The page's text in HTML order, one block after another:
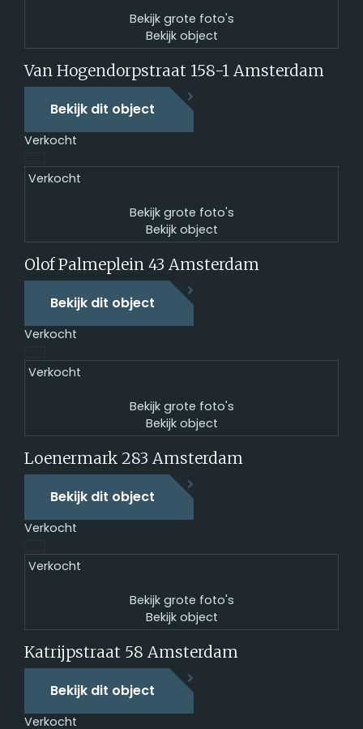
Bekijk grote foto's
Bekijk object
Van Hogendorpstraat 158-1 Amsterdam
Bekijk dit object
Verkocht
Verkocht
Bekijk grote foto's
Bekijk object
Olof Palmeplein 43 Amsterdam
Bekijk dit object
Verkocht
Verkocht
Bekijk grote foto's
Bekijk object
Loenermark 283 Amsterdam
Bekijk dit object
Verkocht
Verkocht
Bekijk grote foto's
Bekijk object
Katrijpstraat 58 Amsterdam
Bekijk dit object
Verkocht